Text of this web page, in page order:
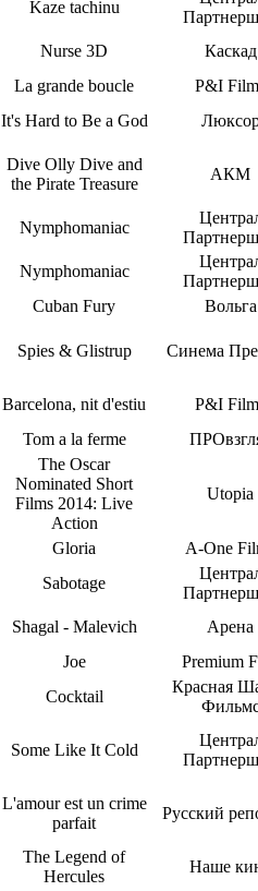
Kaze tachinu
Nurse 3D
Каскад
La grande boucle
P&I
It's Hard to Be a God
Dive Olly Dive and
the Pirate Treasure
АКМ
Nymphomaniac
Nymphomaniac
Cuban Fury Вольга
Spies & Glistrup Синема
Barcelona, nit d'estiu
P&I
Tom a la ferme
The Oscar
Nominated Short
Films 2014: Live
Action
Utopia
Gloria
A-One
Sabotage
Shagal - Malevich
Арена
Joe
Premium
Cocktail
Красная
Some Like It Cold
L'amour est un crime
parfait
Русский
The Legend of
Hercules
Наше